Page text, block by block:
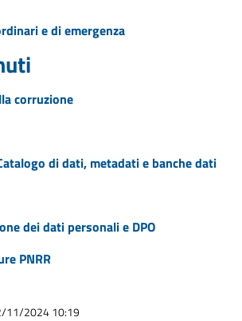
e di emergenza
corruzione
di dati, metadati e banche dati
dei dati personali e DPO
PNRR
11/2024 10:19